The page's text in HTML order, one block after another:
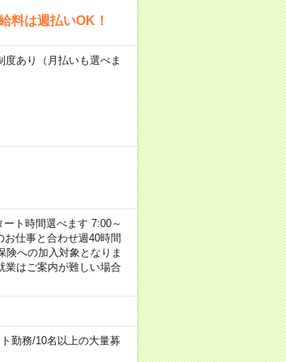
料は週払いOK！
あり（月払いも選べま
ト時間選べます 7:00～
仕事と合わせ週40時間
への加入対象となりま
はご案内が難しい場合
勤務/10名以上の大量募